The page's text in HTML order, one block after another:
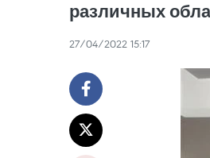
различных
27/04/2022 15:17